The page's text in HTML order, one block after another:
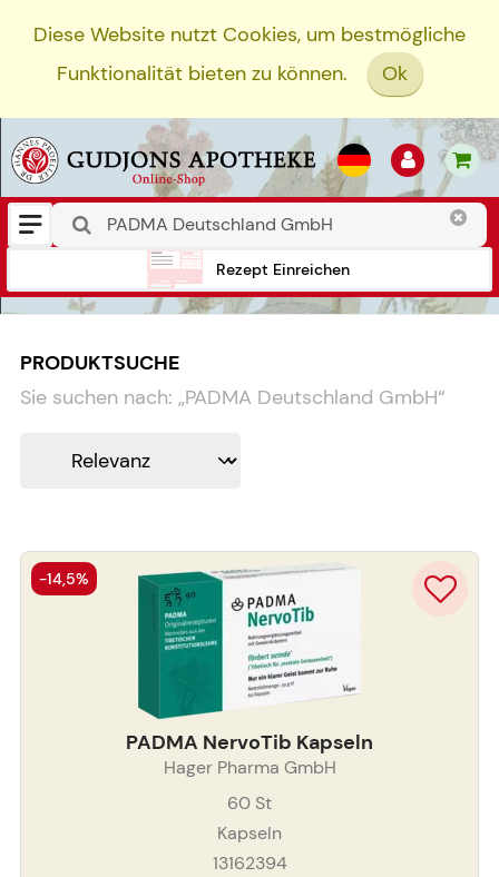
Diese Website nutzt Cookies, um bestmögliche
Funktionalität bieten zu können.
Ok
Rezept Einreichen
PRODUKTSUCHE
Sie suchen nach: „PADMA Deutschland GmbH“
PADMA NervoTib Kapseln
Hager Pharma GmbH
60 St
Kapseln
13162394
-14,5%